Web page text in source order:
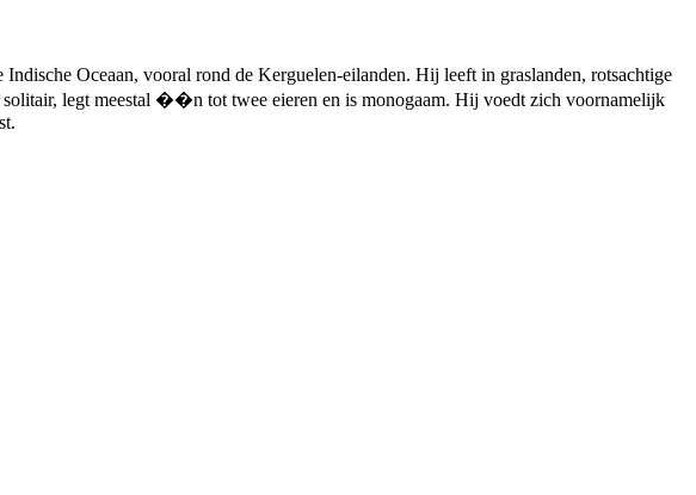
Oceaan, vooral rond de Kerguelen-eilanden. Hij leeft in graslanden, rotsachtige
legt meestal ��n tot twee eieren en is monogaam. Hij voedt zich voornamelijk